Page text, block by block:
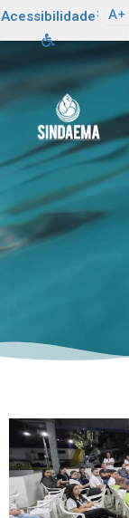
Acessibilidade : A+